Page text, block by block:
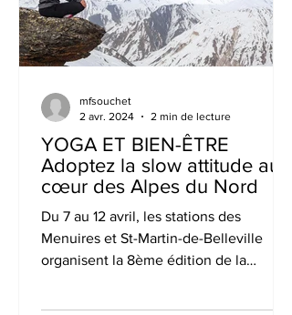
YOGA ET BIEN-ÊTRE
Adoptez la slow attitude au
cœur des Alpes du Nord
Du 7 au 12 avril, les stations des
Menuires et St-Martin-de-Belleville
organisent la 8ème édition de la
mfsouchet
2 avr. 2024
2 min de lecture